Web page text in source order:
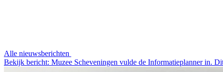
Alle nieuwsberichten
Bekijk bericht: Muzee Scheveningen vulde de Informatieplanner in.